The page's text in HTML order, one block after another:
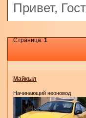
Привет,
Страница:1
Майкыл
Начинающий неоновод